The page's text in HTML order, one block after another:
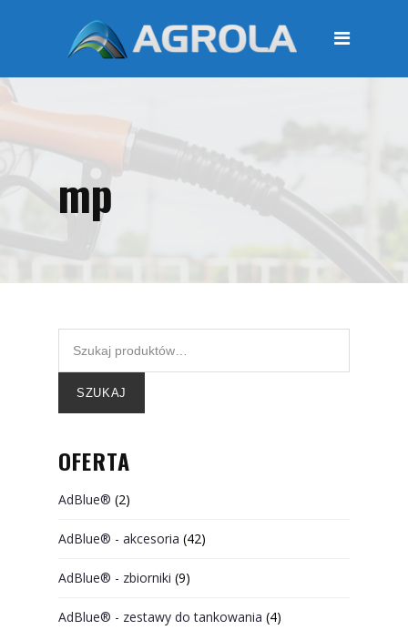
STRONA GŁÓWNA
OFERTA
Moje konto
mp
SZUKAJ
OFERTA
AdBlue® (2)
AdBlue® - akcesoria (42)
AdBlue® - zbiorniki (9)
AdBlue® - zestawy do tankowania (4)